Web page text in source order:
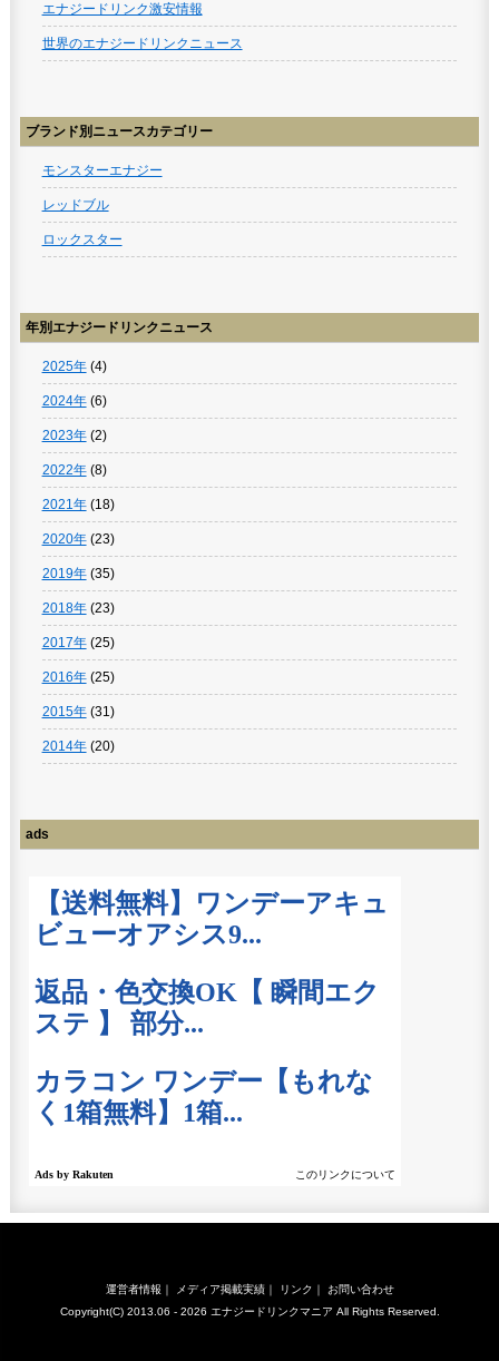
エナジードリンク激安情報
世界のエナジードリンクニュース
ブランド別ニュースカテゴリー
モンスターエナジー
レッドブル
ロックスター
年別エナジードリンクニュース
2025年(4)
2024年(6)
2023年(2)
2022年(8)
2021年(18)
2020年(23)
2019年(35)
2018年(23)
2017年(25)
2016年(25)
2015年(31)
2014年(20)
ads
運営者情報 ｜ メディア掲載実績｜ リンク ｜
お問い合わせ
Copyright(C) 2013.06 - 2026 エナジードリンクマニア All Rights Reserved.